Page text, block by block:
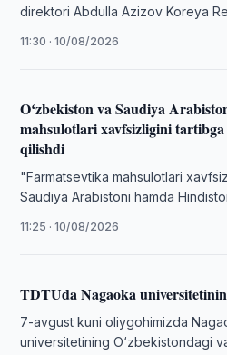
direktori Abdulla Azizov Koreya
11:30 · 10/08/2026
Oʻzbekiston va Saudiya
mahsulotlari xavfsizligini
qilishdi
"Farmatsevtika mahsulotlari
Saudiya Arabistoni hamda
11:25 · 10/08/2026
TDTUda Nagaoka
7-avgust kuni oliygohimizda
universitetining O‘zbekistondagi